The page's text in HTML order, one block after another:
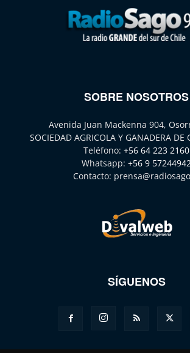
SOBRE NOSOTROS
Avenida Juan Mackenna 904,
SOCIEDAD AGRICOLA Y GANADERA DE
Teléfono: +56 64 223 2160
Whatsapp: +56 9 57244942
Contacto:
SÍGUENOS